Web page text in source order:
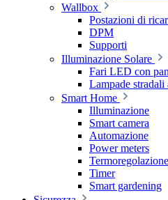
Wallbox
Postazioni di
DPM
Supporti
Illuminazione Solare
Fari LED con
Lampade
Smart Home
Illuminazione
Smart camera
Automazione
Power meters
Termoregolazione
Timer
Smart gardening